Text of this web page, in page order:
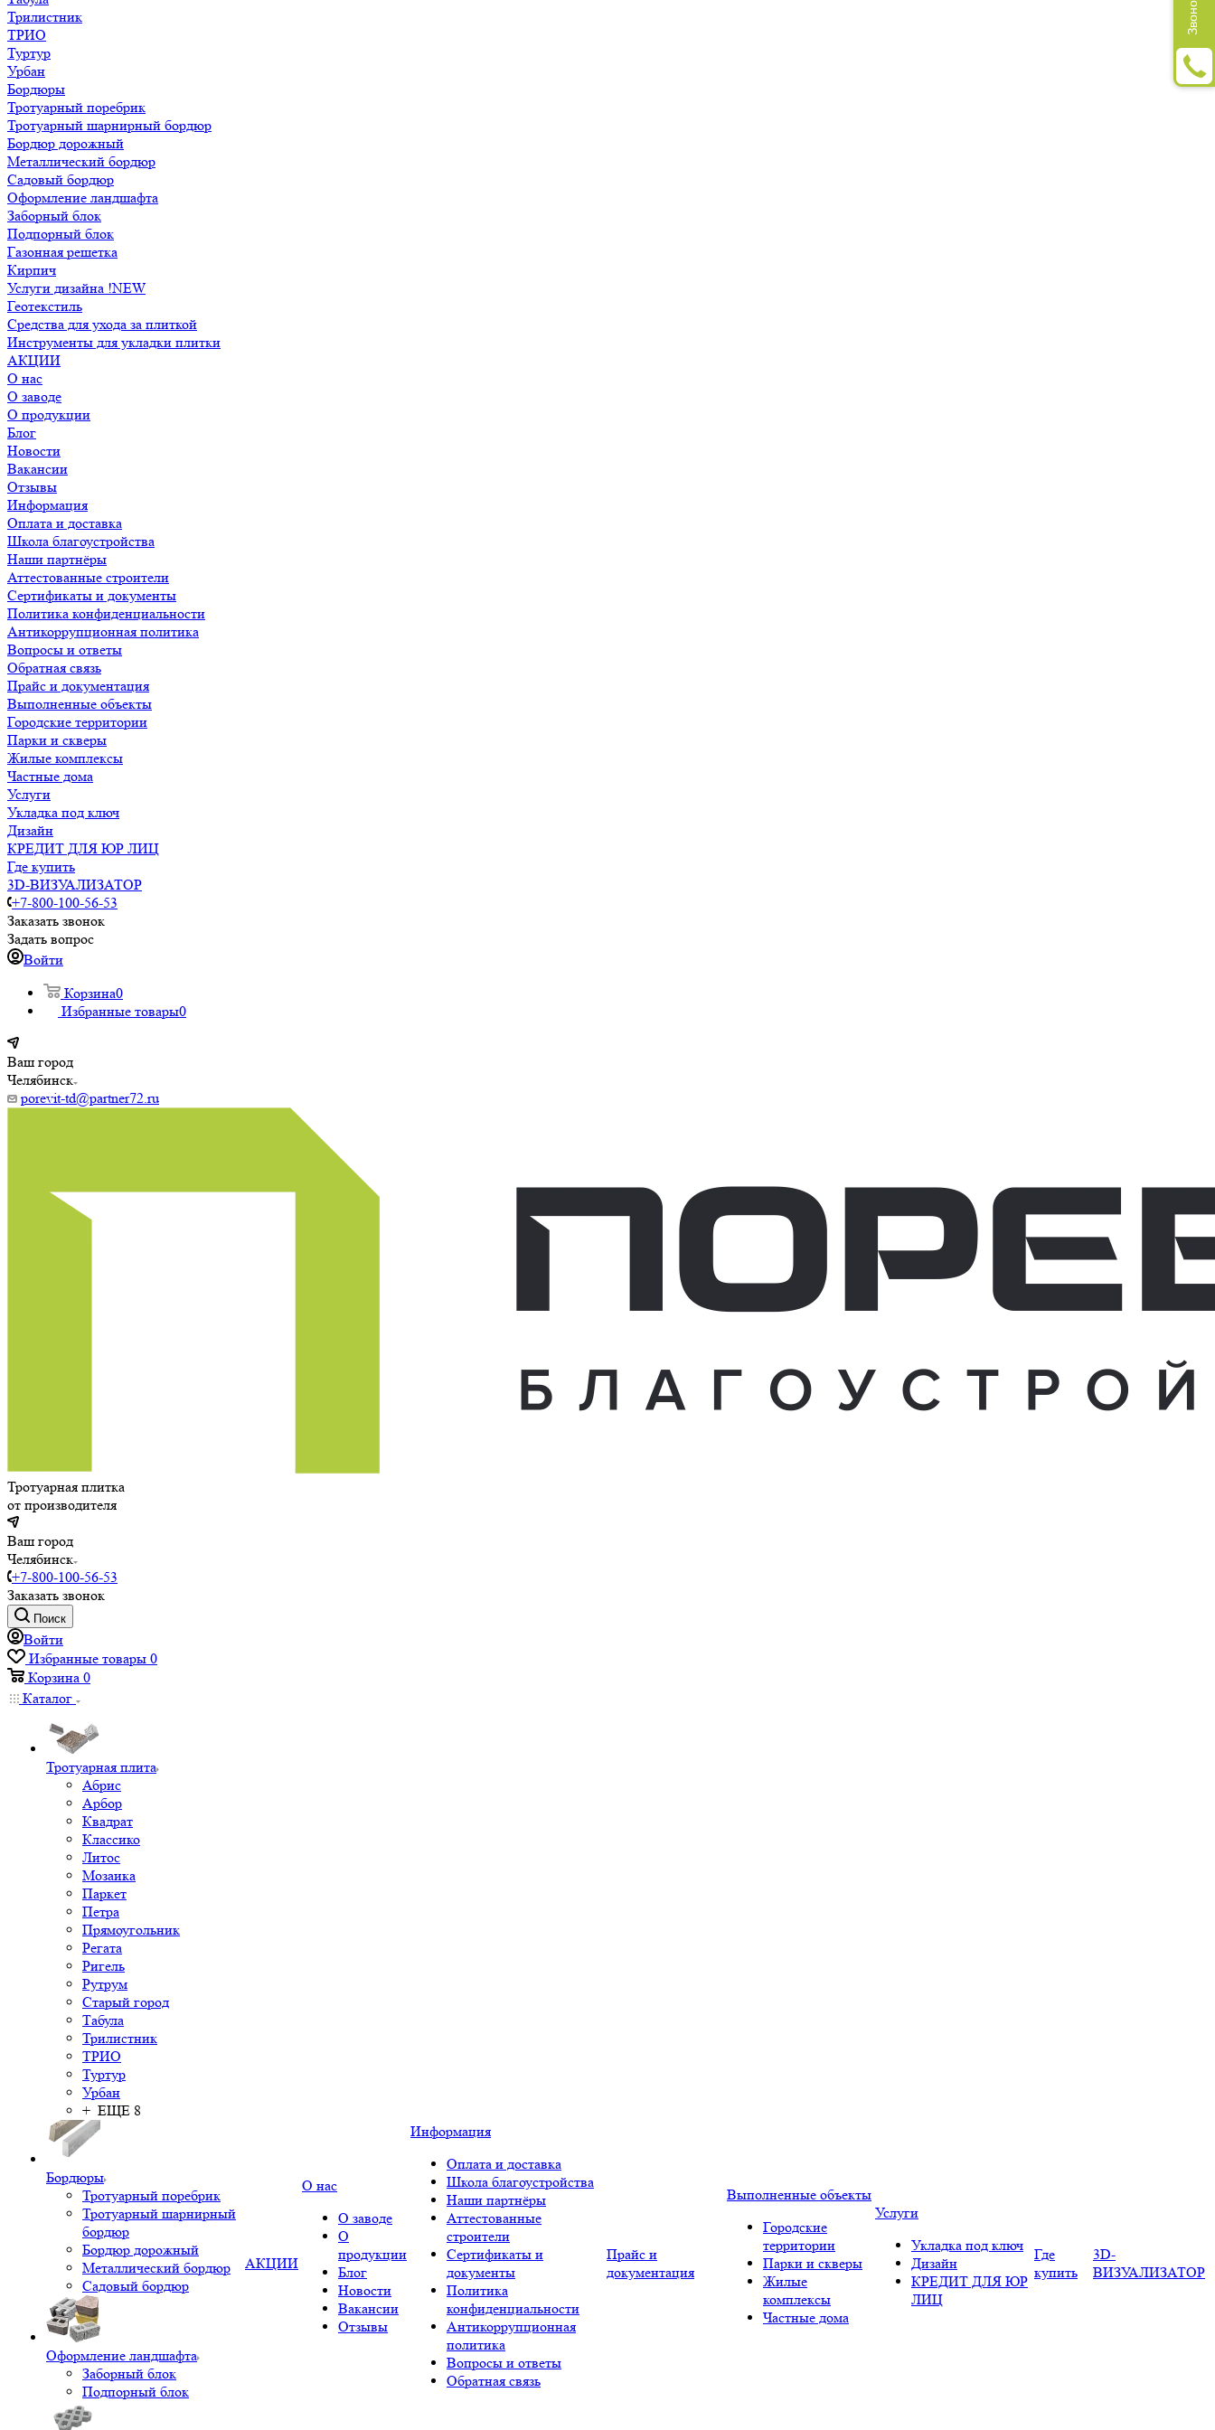
Трилистник
ТРИО
Туртур
Урбан
Бордюры
Тротуарный поребрик
Тротуарный шарнирный бордюр
Бордюр дорожный
Металлический бордюр
Садовый бордюр
Оформление ландшафта
Заборный блок
Подпорный блок
Газонная решетка
Кирпич
Услуги дизайна !NEW
Геотекстиль
Средства для ухода за плиткой
Инструменты для укладки плитки
АКЦИИ
О нас
О заводе
О продукции
Блог
Новости
Вакансии
Отзывы
Информация
Оплата и доставка
Школа благоустройства
Наши партнёры
Аттестованные строители
Сертификаты и документы
Политика конфиденциальности
Антикоррупционная политика
Вопросы и ответы
Обратная связь
Прайс и документация
Выполненные объекты
Городские территории
Парки и скверы
Жилые комплексы
Частные дома
Услуги
Укладка под ключ
Дизайн
КРЕДИТ ДЛЯ ЮР ЛИЦ
Где купить
3D-ВИЗУАЛИЗАТОР
+7-800-100-56-53
Заказать звонок
Задать вопрос
Войти
Корзина0
Избранные товары0
Ваш город
Челябинск
porevit-td@partner72.ru
Тротуарная плитка
от производителя
Ваш город
Челябинск
+7-800-100-56-53
Заказать звонок
Поиск
Войти
Избранные товары 0
Корзина 0
Каталог
Тротуарная плита
Абрис
Арбор
Квадрат
Классико
Литос
Мозаика
Паркет
Петра
Прямоугольник
Регата
Ригель
Рутрум
Старый город
Табула
Трилистник
ТРИО
Туртур
Урбан
+ ЕЩЕ 8
Бордюры
Тротуарный поребрик
Тротуарный шарнирный
бордюр
Бордюр дорожный
Металлический бордюр
Садовый бордюр
Оформление ландшафта
Заборный блок
Подпорный блок
АКЦИИ
О нас
О заводе
О
продукции
Блог
Новости
Вакансии
Отзывы
Информация
Оплата и доставка
Школа благоустройства
Наши партнёры
Аттестованные
строители
Сертификаты и
документы
Политика
конфиденциальности
Антикоррупционная
политика
Вопросы и ответы
Обратная связь
Прайс и
документация
Выполненные объекты
Городские
территории
Парки и скверы
Жилые
комплексы
Частные дома
Услуги
Укладка под ключ
Дизайн
КРЕДИТ ДЛЯ ЮР
ЛИЦ
Где
купить
3D-
ВИЗУАЛИЗАТОР